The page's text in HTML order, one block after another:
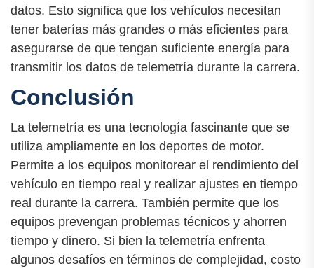
datos. Esto significa que los vehículos necesitan
tener baterías más grandes o más eficientes para
asegurarse de que tengan suficiente energía para
transmitir los datos de telemetría durante la carrera.
Conclusión
La telemetría es una tecnología fascinante que se
utiliza ampliamente en los deportes de motor.
Permite a los equipos monitorear el rendimiento del
vehículo en tiempo real y realizar ajustes en tiempo
real durante la carrera. También permite que los
equipos prevengan problemas técnicos y ahorren
tiempo y dinero. Si bien la telemetría enfrenta
algunos desafíos en términos de complejidad, costo